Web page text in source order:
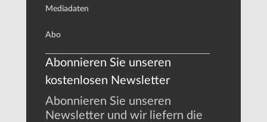
Mediadaten
Abo
Abonnieren Sie unseren
kostenlosen Newsletter
Abonnieren Sie unseren
Newsletter und wir liefern die